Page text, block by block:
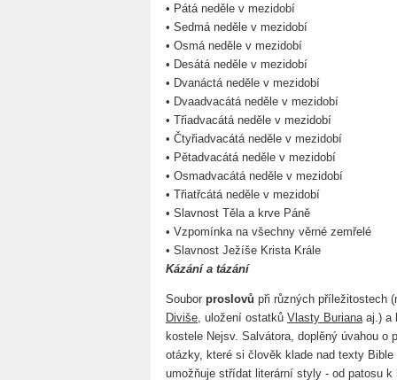
• Pátá neděle v mezidobí
• Sedmá neděle v mezidobí
• Osmá neděle v mezidobí
• Desátá neděle v mezidobí
• Dvanáctá neděle v mezidobí
• Dvaadvacátá neděle v mezidobí
• Třiadvacátá neděle v mezidobí
• Čtyřiadvacátá neděle v mezidobí
• Pětadvacátá neděle v mezidobí
• Osmadvacátá neděle v mezidobí
• Třiatřcátá neděle v mezidobí
• Slavnost Těla a krve Páně
• Vzpomínka na všechny věrné zemřelé
• Slavnost Ježíše Krista Krále
Kázání a tázání
Soubor proslovů při různých příležitostech
Diviše , uložení ostatků Vlasty Buriana aj.) a
kostele Nejsv. Salvátora, doplěný úvahou
otázky, které si člověk klade nad texty
umožňuje střídat literární styly - od patosu